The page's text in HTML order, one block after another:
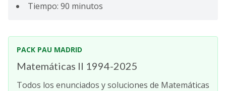
Tiempo: 90 minutos
PACK PAU MADRID
Matemáticas II 1994-2025
Todos los enunciados y soluciones de Matemáticas